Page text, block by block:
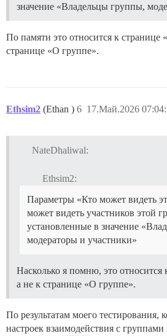
значение «Владельцы группы,
По памяти это относится к странице
странице «О группе».
Ethsim2 (Ethan ) 17.Май.2026
6
NateDhaliwal:
Ethsim2:
Параметры «Кто может видеть
может видеть участников этой
установленные в значение
модераторы и участники»
Насколько я помню, это относится
а не к странице «О группе».
По результатам моего тестирования,
настроек взаимодействия с